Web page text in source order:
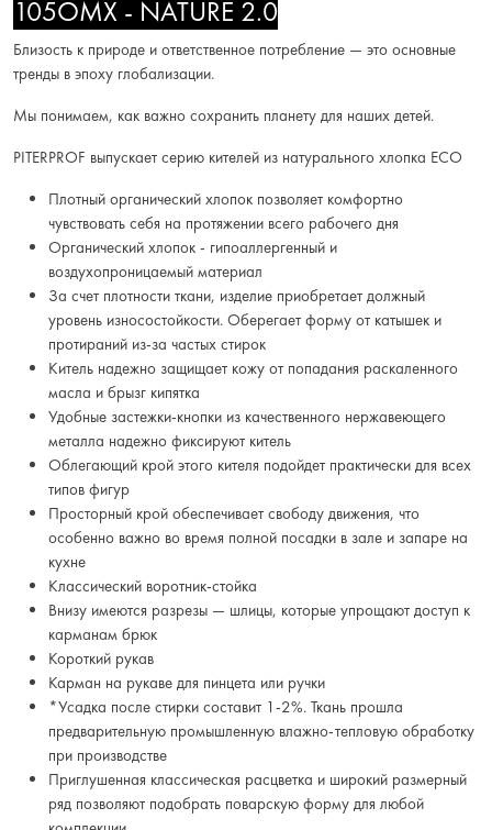
105OMX - NATURE 2.0
Близость к природе и ответственное потребление — это основные
тренды в эпоху глобализации.
Мы понимаем, как важно сохранить планету для наших детей.
PITERPROF выпускает серию кителей из натурального хлопка ECO
Плотный органический хлопок позволяет комфортно
чувствовать себя на протяжении всего рабочего дня
Органический хлопок - гипоаллергенный и
воздухопроницаемый материал
За счет плотности ткани, изделие приобретает должный
уровень износостойкости. Оберегает форму от катышек и
протираний из-за частых стирок
Китель надежно защищает кожу от попадания раскаленного
масла и брызг кипятка
Удобные застежки-кнопки из качественного нержавеющего
металла надежно фиксируют китель
Облегающий крой этого кителя подойдет практически для всех
типов фигур
Просторный крой обеспечивает свободу движения, что
особенно важно во время полной посадки в зале и запаре на
кухне
Классический воротник-стойка
Внизу имеются разрезы — шлицы, которые упрощают доступ к
карманам брюк
Короткий рукав
Карман на рукаве для пинцета или ручки
*Усадка после стирки составит 1-2%. Ткань прошла
предварительную промышленную влажно-тепловую обработку
при производстве
Приглушенная классическая расцветка и широкий размерный
ряд позволяют подобрать поварскую форму для любой